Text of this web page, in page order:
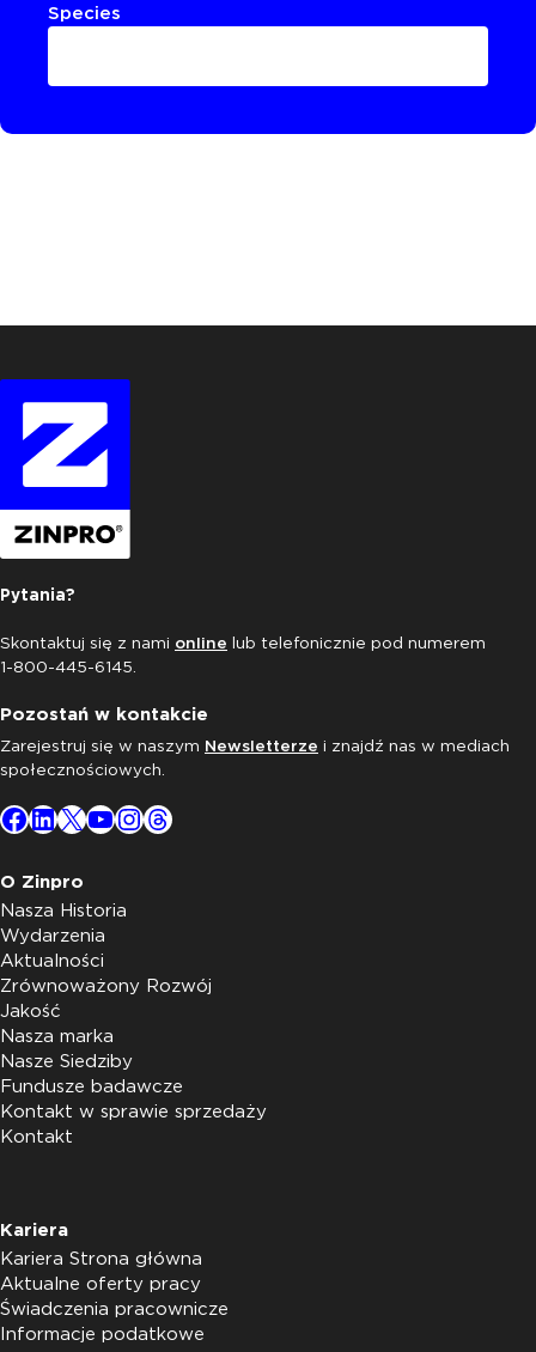
Species
Pytania?
Skontaktuj się z nami online lub telefonicznie pod numerem
1-800-445-6145.
Pozostań w kontakcie
Zarejestruj się w naszym Newsletterze i znajdź nas w mediach
społecznościowych.
Facebook
LinkedIn
X YouTube
Instagram
Threads
O Zinpro
Nasza Historia
Wydarzenia
Aktualności
Zrównoważony Rozwój
Jakość
Nasza marka
Nasze Siedziby
Fundusze badawcze
Kontakt w sprawie sprzedaży
Kontakt
Kariera
Kariera Strona główna
Aktualne oferty pracy
Świadczenia pracownicze
Informacje podatkowe